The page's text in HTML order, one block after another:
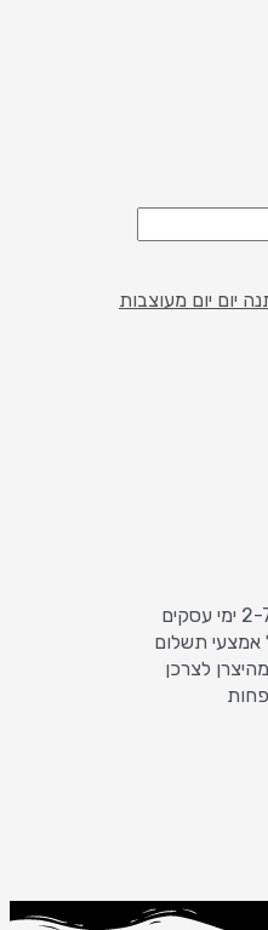
יום יום מעוצבות
לצרכן